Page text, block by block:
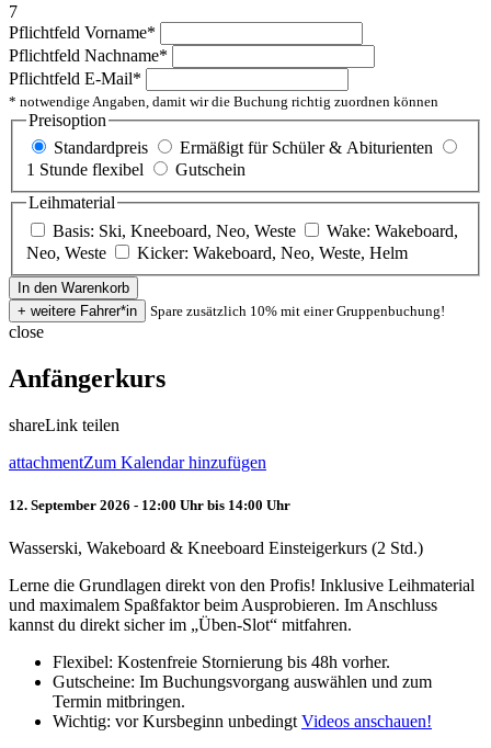
7
Pflichtfeld Vorname*
Pflichtfeld Nachname*
Pflichtfeld E-Mail*
* notwendige Angaben, damit wir die Buchung richtig zuordnen können
Preisoption
Standardpreis
Ermäßigt für Schüler & Abiturienten
1 Stunde flexibel
Gutschein
Leihmaterial
Basis: Ski, Kneeboard, Neo, Weste
Wake: Wakeboard,
Neo, Weste
Kicker: Wakeboard, Neo, Weste, Helm
Spare zusätzlich 10% mit einer Gruppenbuchung!
close
Anfängerkurs
shareLink teilen
attachmentZum Kalendar hinzufügen
12. September 2026 - 12:00 Uhr bis 14:00 Uhr
Wasserski, Wakeboard & Kneeboard Einsteigerkurs (2 Std.)
Lerne die Grundlagen direkt von den Profis! Inklusive Leihmaterial
und maximalem Spaßfaktor beim Ausprobieren. Im Anschluss
kannst du direkt sicher im „Üben-Slot“ mitfahren.
Flexibel: Kostenfreie Stornierung bis 48h vorher.
Gutscheine: Im Buchungsvorgang auswählen und zum
Termin mitbringen.
Wichtig: vor Kursbeginn unbedingt Videos anschauen!